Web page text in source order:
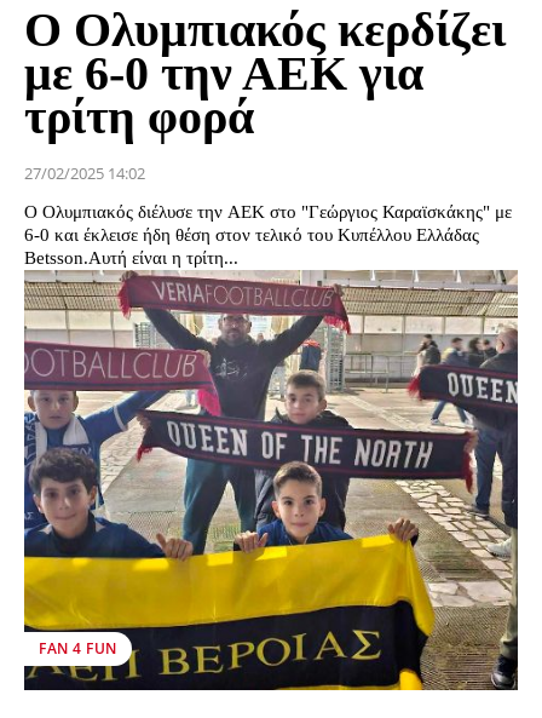
Ο Ολυμπιακός κερδίζει
με 6-0 την ΑΕΚ για
τρίτη φορά
27/02/2025 14:02
Ο Ολυμπιακός διέλυσε την ΑΕΚ στο "Γεώργιος Καραϊσκάκης" με
6-0 και έκλεισε ήδη θέση στον τελικό του Κυπέλλου Ελλάδας
Betsson.Αυτή είναι η τρίτη...
FAN 4 FUN